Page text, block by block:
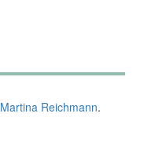
Martina Reichmann.